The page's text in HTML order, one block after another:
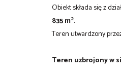
Obiekt składa się z
835 m2.
Teren utwardzony
Teren uzbrojony w